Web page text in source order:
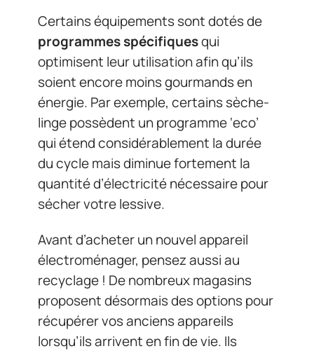
Certains équipements sont dotés de
programmes spécifiquesqui
optimisent leur utilisation afin qu’ils
soient encore moins gourmands en
énergie. Par exemple, certains sèche-
linge possèdent un programme ‘eco’
qui étend considérablement la durée
du cycle mais diminue fortement la
quantité d’électricité nécessaire pour
sécher votre lessive.
Avant d’acheter un nouvel appareil
électroménager, pensez aussi au
recyclage ! De nombreux magasins
proposent désormais des options pour
récupérer vos anciens appareils
lorsqu’ils arrivent en fin de vie. Ils